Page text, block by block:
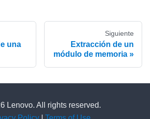
una
Siguiente
Extracción de un
módulo de memoria
Lenovo. All rights reserved.